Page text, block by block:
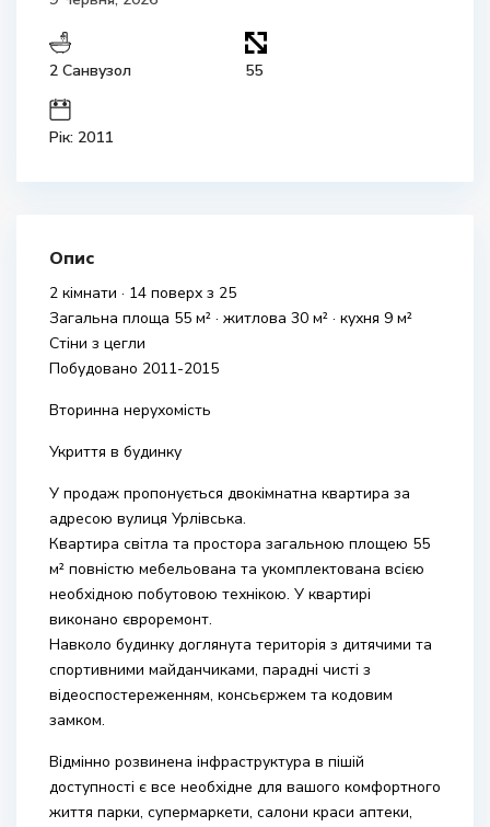
2 Санвузол 55
Рік: 2011
Опис
2 кімнати · 14 поверх з 25
Загальна площа 55 м² · житлова 30 м² · кухня 9 м²
Стіни з цегли
Побудовано 2011-2015
Вторинна нерухомість
Укриття в будинку
У продаж пропонується двокімнатна квартира за
адресою вулиця Урлівська.
Квартира світла та простора загальною площею 55
м² повністю мебельована та укомплектована всією
необхідною побутовою технікою. У квартирі
виконано євроремонт.
Навколо будинку доглянута територія з дитячими та
спортивними майданчиками, парадні чисті з
відеоспостереженням, консьєржем та кодовим
замком.
Відмінно розвинена інфраструктура в пішій
доступності є все необхідне для вашого комфортного
життя парки, супермаркети, салони краси аптеки,